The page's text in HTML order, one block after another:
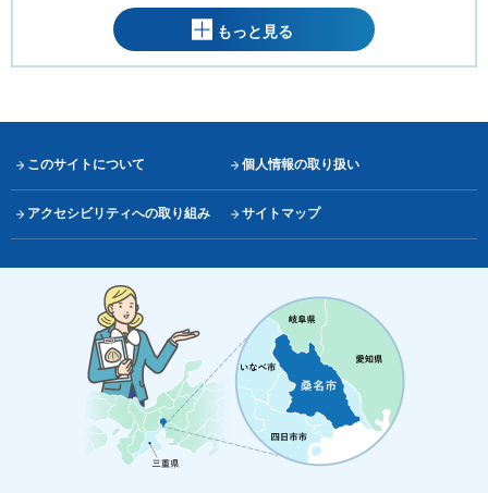
もっと見る
このサイトについて 個人情報の取り扱い
アクセシビリティへの取り組み サイトマップ